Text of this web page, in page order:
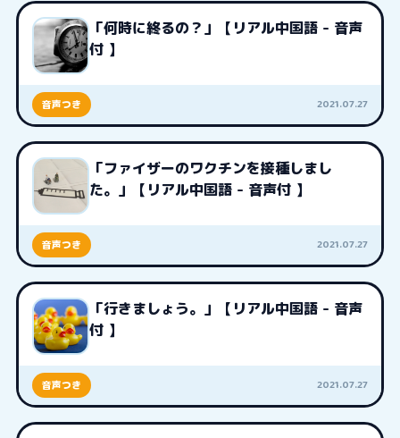
「何時に終るの？」【リアル中国語 - 音声
付 】
音声つき 2021.07.27
「ファイザーのワクチンを接種しまし
た。」【リアル中国語 - 音声付 】
音声つき 2021.07.27
「行きましょう。」【リアル中国語 - 音声
付 】
音声つき 2021.07.27